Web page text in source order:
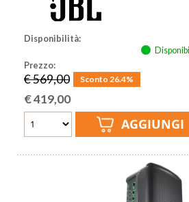
Disponibilità:
Prezzo:
€ 569,00 Sconto 26.4%
€419,00